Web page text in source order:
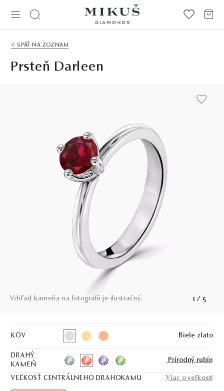
< SPÄŤ NA ZOZNAM
Prsteň Darleen
Vzhľad kameňa na fotografii je ilustračný. 1 / 5
KOV Biele zlato
DRAHÝ
KAMEŇ
Prírodný rubín
VEĽKOSŤ CENTRÁLNEHO DRAHOKAMU Viac o veľkosti